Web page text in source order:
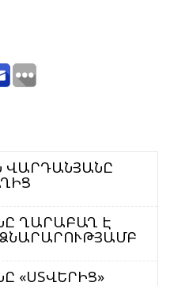
ՎԱՐԴԱՆՅԱՆԸ
ՂԱՐԱԲԱՂ Է
«ՍՏՎԵՐԻՑ»